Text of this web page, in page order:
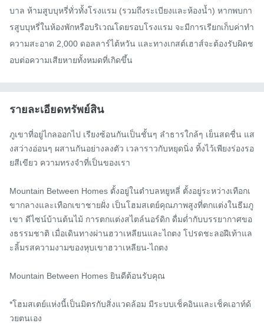
บาล ห้ามสูบบุหรี่ทั่วทั้งโรงแรม (รวมถึงระเบียงและห้องน้ำ) หากพบกา
รสูบบุหรี่ในห้องพักหรือบริเวณโดยรอบโรงแรม จะมีการเรียกเก็บค่าทำ
ความสะอาด 2,000 ดอลลาร์ไต้หวัน และทางเกสต์เฮาส์จะต้องรับผิดช
อบต่อความเสียหายทั้งหมดที่เกิดขึ้น
รายละเอียดทรัพย์สิน
ภูเขาที่อยู่ไกลออกไป เรียงซ้อนกันเป็นชั้นๆ ลำธารใกล้ๆ เย็นสดชื่น แส
งสว่างอ่อนๆ ผสานกันอย่างลงตัว เวลาราวกับหยุดนิ่ง ทิ้งไว้เพียงร่องรอ
ยสีเขียว ความทรงจำที่เป็นของเรา
Mountain Between Homes ตั้งอยู่ในตำบลหยูหลี่ ตั้งอยู่ระหว่างเทือกเ
ขากลางและเทือกเขาชายฝั่ง เป็นโฮมสเตย์คุณภาพสูงที่ตกแต่งในธีมภู
เขา ดีไซน์บ้านต้นไม้ การตกแต่งสไตล์นอร์ดิก ดื่มด่ำกับบรรยากาศขอ
งธรรมชาติ เมื่อเดินทางผ่านฮวาเหลียนและไถตง โปรดชะลอฝีเท้าแล
ะลิ้มรสความงามของหุบเขาฮวาเหลียน-ไถตง
Mountain Between Homes ยินดีต้อนรับคุณ
*โฮมสเตย์แห่งนี้เป็นมิตรกับสิ่งแวดล้อม มีระบบเช็คอินและเช็คเอาท์ด้
วยตนเอง